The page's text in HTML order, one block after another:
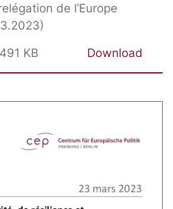
de l’Europe
491 KB Download